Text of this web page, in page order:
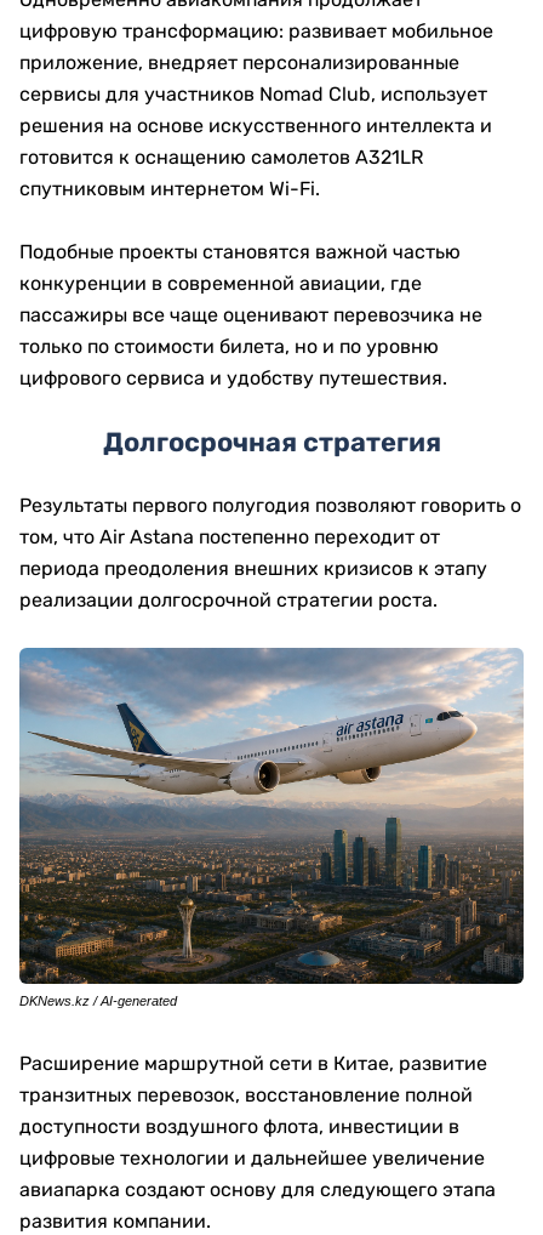
цифровую трансформацию: развивает мобильное
приложение, внедряет персонализированные
сервисы для участников Nomad Club, использует
решения на основе искусственного интеллекта и
готовится к оснащению самолетов A321LR
спутниковым интернетом Wi-Fi.
Подобные проекты становятся важной частью
конкуренции в современной авиации, где
пассажиры все чаще оценивают перевозчика не
только по стоимости билета, но и по уровню
цифрового сервиса и удобству путешествия.
Долгосрочная стратегия
Результаты первого полугодия позволяют говорить о
том, что Air Astana постепенно переходит от
периода преодоления внешних кризисов к этапу
реализации долгосрочной стратегии роста.
DKNews.kz / AI-generated
Расширение маршрутной сети в Китае, развитие
транзитных перевозок, восстановление полной
доступности воздушного флота, инвестиции в
цифровые технологии и дальнейшее увеличение
авиапарка создают основу для следующего этапа
развития компании.